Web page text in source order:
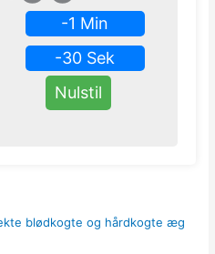
-1 Min
-30 Sek
Nulstil
blødkogte og hårdkogte æg